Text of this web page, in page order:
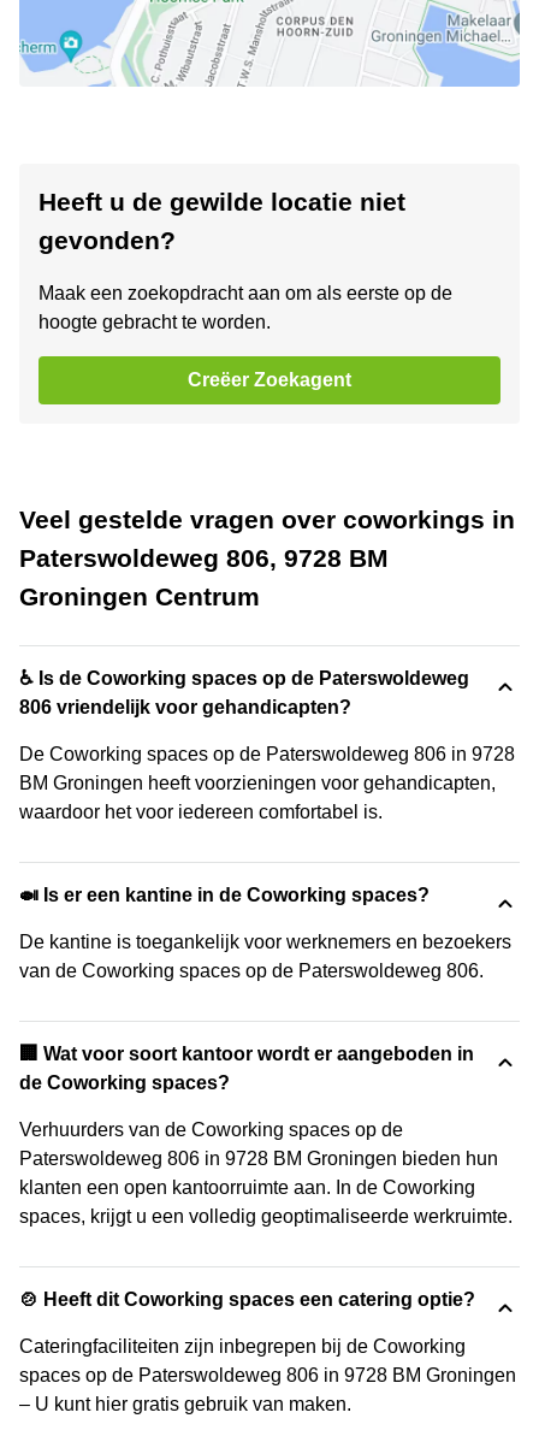
Heeft u de gewilde locatie niet
gevonden?
Maak een zoekopdracht aan om als eerste op de
hoogte gebracht te worden.
Creëer Zoekagent
Veel gestelde vragen over coworkings in
Paterswoldeweg 806, 9728 BM
Groningen Centrum
♿ Is de Coworking spaces op de Paterswoldeweg
806 vriendelijk voor gehandicapten?
De Coworking spaces op de Paterswoldeweg 806 in 9728
BM Groningen heeft voorzieningen voor gehandicapten,
waardoor het voor iedereen comfortabel is.
🍛 Is er een kantine in de Coworking spaces?
De kantine is toegankelijk voor werknemers en bezoekers
van de Coworking spaces op de Paterswoldeweg 806.
‍🏢 Wat voor soort kantoor wordt er aangeboden in
de Coworking spaces?
Verhuurders van de Coworking spaces op de
Paterswoldeweg 806 in 9728 BM Groningen bieden hun
klanten een open kantoorruimte aan. In de Coworking
spaces, krijgt u een volledig geoptimaliseerde werkruimte.
🍲 Heeft dit Coworking spaces een catering optie?
Cateringfaciliteiten zijn inbegrepen bij de Coworking
spaces op de Paterswoldeweg 806 in 9728 BM Groningen
– U kunt hier gratis gebruik van maken.